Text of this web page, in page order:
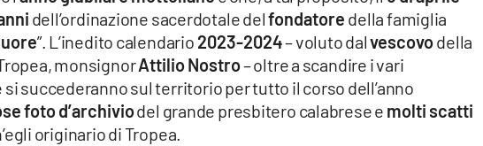
dell’ordinazione sacerdotale delfondatore della famiglia
”. L’inedito calendario 2023-2024– voluto dalvescovodella
monsignorAttilio Nostro– oltre a scandire i vari
si succederanno sul territorio per tutto il corso dell’anno
foto d’archiviodel grande presbitero calabrese e molti scatti
originario di Tropea.